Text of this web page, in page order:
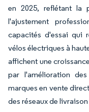
en 2025, reflétant la
l'ajustement
capacités d'essai qui
vélos électriques à
affichent une
par l'amélioration
marques en vente
des réseaux de